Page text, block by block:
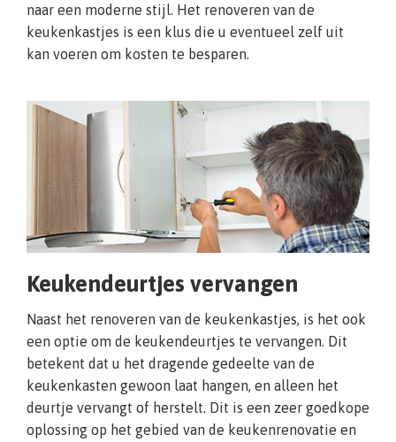
naar een moderne stijl. Het renoveren van de
keukenkastjes is een klus die u eventueel zelf uit
kan voeren om kosten te besparen.
Keukendeurtjes vervangen
Naast het renoveren van de keukenkastjes, is het ook
een optie om de keukendeurtjes te vervangen. Dit
betekent dat u het dragende gedeelte van de
keukenkasten gewoon laat hangen, en alleen het
deurtje vervangt of herstelt. Dit is een zeer goedkope
oplossing op het gebied van de keukenrenovatie en